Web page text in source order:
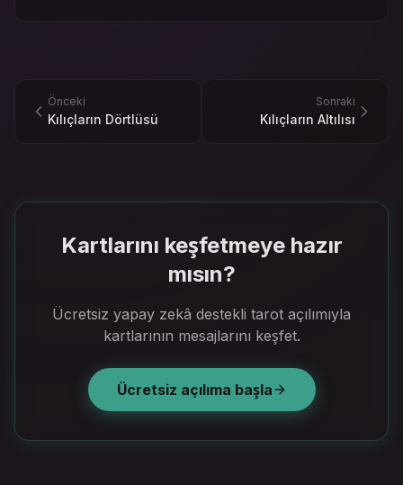
Önceki
Kılıçların Dörtlüsü
Sonraki
Kılıçların Altılısı
Kartlarını keşfetmeye hazır
mısın?
Ücretsiz yapay zekâ destekli tarot açılımıyla
kartlarının mesajlarını keşfet.
Ücretsiz açılıma başla